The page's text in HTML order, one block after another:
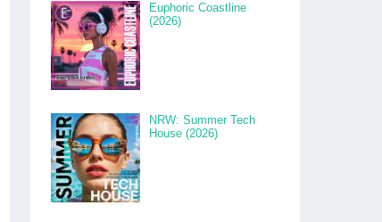
Euphoric Coastline
(2026)
NRW: Summer Tech
House (2026)